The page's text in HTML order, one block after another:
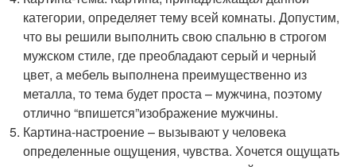
категории, определяет тему всей комнаты. Допустим,
что вы решили выполнить свою спальню в строгом
мужском стиле, где преобладают серый и черный
цвет, а мебель выполнена преимущественно из
металла, то тема будет проста – мужчина, поэтому
отлично “впишется”изображение мужчины.
Картина-настроение – вызывают у человека
определенные ощущения, чувства. Хочется ощущать